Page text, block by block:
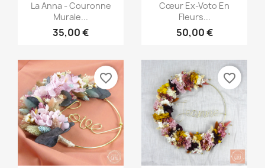

La Anna - Couronne
Murale...
35,00 €

Cœur Ex-Voto En
Fleurs...
50,00 €
favorite_border favorite_border